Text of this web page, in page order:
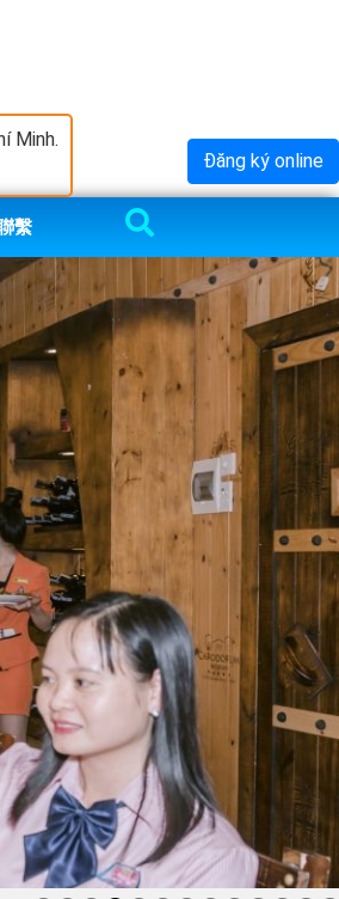
Minh.
繫
Đăng ký online